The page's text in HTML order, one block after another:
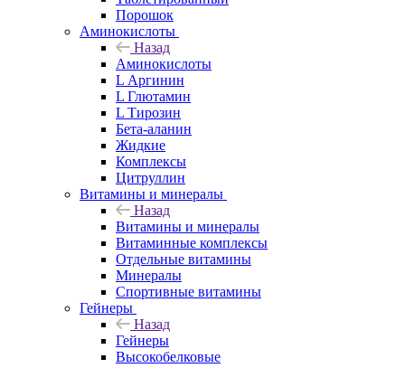
Порошок
Аминокислоты
Назад
Аминокислоты
L Аргинин
L Глютамин
L Тирозин
Бета-аланин
Жидкие
Комплексы
Цитруллин
Витамины и минералы
Назад
Витамины и минералы
Витаминные комплексы
Отдельные витамины
Минералы
Спортивные витамины
Гейнеры
Назад
Гейнеры
Высокобелковые